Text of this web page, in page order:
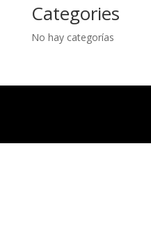
Categories
No hay categorías